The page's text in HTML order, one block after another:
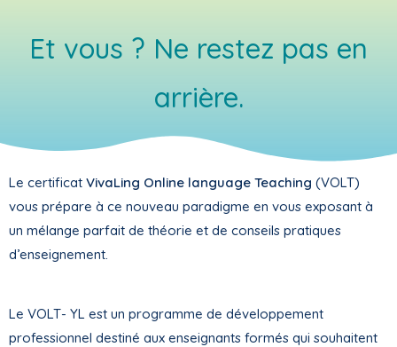
Et vous ? Ne restez pas en
arrière.
Le certificat VivaLing Online language Teaching (VOLT)
vous prépare à ce nouveau paradigme en vous exposant à
un mélange parfait de théorie et de conseils pratiques
d’enseignement.
Le VOLT- YL est un programme de développement
professionnel destiné aux enseignants formés qui souhaitent